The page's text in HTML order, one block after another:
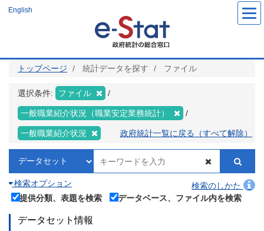
ツ
English
トップページ 統計データを探す ファイル
選択条件: ファイル
一般職業紹介状況（職業安定業務統計）
一般職業紹介状況 政府統計一覧に戻る（すべて解除）
検索オプション
検索のしかた
提供分類、表題を検索
データベース、ファイル内を検索
データセット情報